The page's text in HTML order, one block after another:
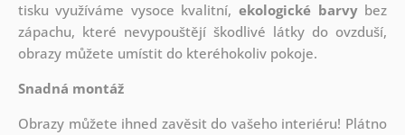
tisku využíváme vysoce kvalitní,ekologické barvybez
zápachu, které nevypouštějí škodlivé látky do ovzduší,
obrazy můžete umístit do kteréhokoliv pokoje.
Snadná montáž
Obrazy můžete ihned zavěsit do vašeho interiéru! Plátno